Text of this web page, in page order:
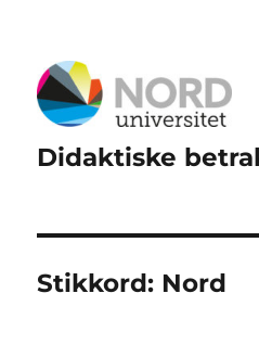
Didaktiske
Stikkord: Nord